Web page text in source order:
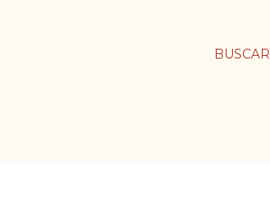
BUSCAR